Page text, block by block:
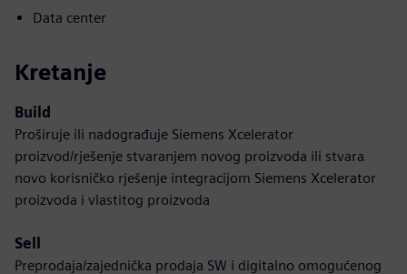
Data center
Kretanje
Build
Proširuje ili nadograđuje Siemens Xcelerator
proizvod/rješenje stvaranjem novog proizvoda ili stvara
novo korisničko rješenje integracijom Siemens Xcelerator
proizvoda i vlastitog proizvoda
Sell
Preprodaja/zajednička prodaja SW i digitalno omogućenog